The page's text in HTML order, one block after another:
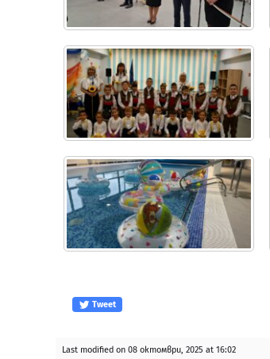
Tweet
Last modified on 08 октомври, 2025 at 16:02